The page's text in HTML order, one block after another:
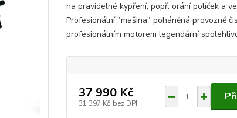
na pravidelné kypření, popř. orání políček a
Profesionální "mašina" poháněná provozně
profesionálním motorem legendární
37 990 Kč
31 397 Kč bez DPH